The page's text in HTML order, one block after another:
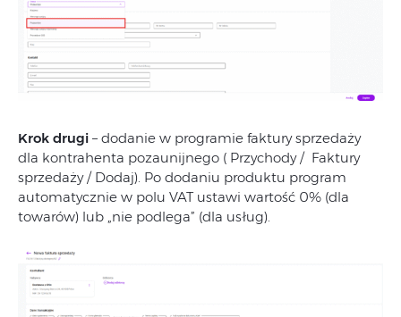
Krok drugi – dodanie w programie faktury sprzedaży
dla kontrahenta pozaunijnego ( Przychody / Faktury
sprzedaży / Dodaj). Po dodaniu produktu program
automatycznie w polu VAT ustawi wartość 0% (dla
towarów) lub „nie podlega” (dla usług).